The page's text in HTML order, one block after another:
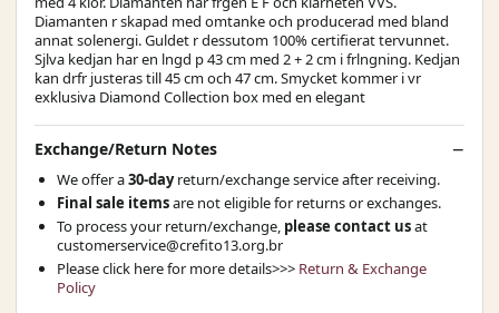
Diamanten r skapad med omtanke och producerad med bland
annat solenergi. Guldet r dessutom 100% certifierat tervunnet.
Sjlva kedjan har en lngd p 43 cm med 2 + 2 cm i frlngning. Kedjan
kan drfr justeras till 45 cm och 47 cm. Smycket kommer i vr
exklusiva Diamond Collection box med en elegant
Exchange/Return Notes
We offer a30-dayreturn/exchange service after receiving.
Final sale itemsare not eligible for returns or exchanges.
To process your return/exchange, please contact usat
customerservice@crefito13.org.br
Please click here for more details>>> Return & Exchange
Policy